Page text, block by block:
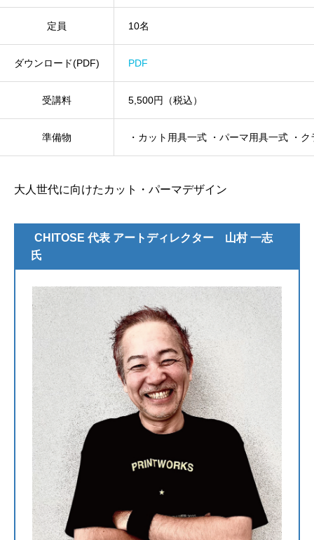
定員 10名
ダウンロード(PDF) PDF
受講料 5,500円（税込）
準備物 ・カット用具一式 ・パーマ用具一式 ・
大人世代に向けたカット・パーマデザイン
CHITOSE 代表 アートディレクター 山村 一志
氏